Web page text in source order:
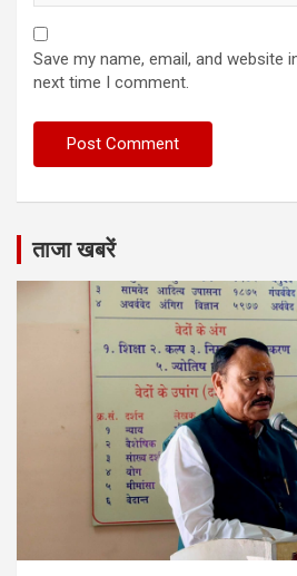
Save my name, email, and website
next time I comment.
ताजा खबरें